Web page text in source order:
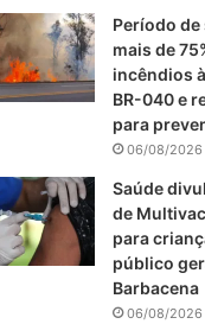
kPeríodo
mais de
incêndios
BR-040 e
para
06/08/2026
Saúde
de
para
público
Barbacena
06/08/2026